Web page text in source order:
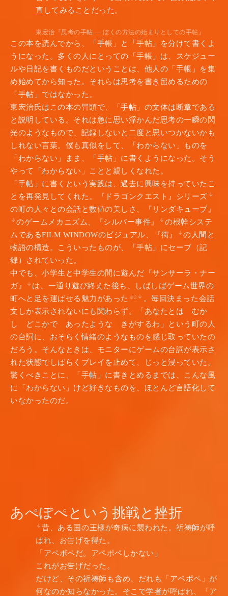
直してみることだった。
東宏治『思考の手帖 — ぼくの方法の始まりとしての手帖』
この本を読んでから、「手帳」と「手帖」を分けて書くよ
うになった。多くの人にとっての「手帳」は、スケジュー
ルや日記を書くものだということは、他人の「手帳」を集
め始めてから知った。それらは思考を書き留めるための
「手帖」ではなかった。
東宏治氏はこの本の冒頭で、「手帖」の文体は断章である
と説明している。それは急に思い浮かんだ思考の一瞬の閃
光のようなもので、記録しないと二度と思いつかないかも
しれない言葉。僕も真似をして、「わからない」ものを
「わからない」まま、「手帖」に書くようになった。そう
やって「わからない」ことと親しくなれた。
「手帖」に書くという実践は、過去に興味を持っていたこ
とを再発見してくれた。『ドラゴンクエスト』シリーズ
の町の人々との会話と数値の美しさ、『リンダキューブ』
のゲームメカニズム、『シルバー事件』
の根幹システ
ムであるFILM WINDOWのビジュアル、『街』
の人間と
物語の構造。こういったものが、「手帖」にセーブ（記
録）されていった。
中でも、小学生と中学生の間に遊んだ『サンサーラ・ナー
ガ』
は、一通り遊び終えた後も、しばしばゲーム世界の
町へと足を運ばせる魅力があった ※3
。毎回決まった会話
文しか表示されないにも関わらず。「あなたとは むか
し どこかで あったような きがするわ」という町の人
の台詞に、おそらく情緒のようなものを感じ取っていたの
だろう。そんなときは、モニターにゲームの台詞が表示さ
れた状態でしばらくプレイを止めて、じっと浸っていた。
驚くべきことに、「手帖」に書きとめるまでは、こんな風
に「わからない」けど好きなものを、ほとんど言語化して
いなかったのだ。
あぺぽぺという挑戦と挫折
昔、ある国の王様が奇病に襲われた。祈祷師が呼
ばれ、お告げを得た。
「アペポペだ。アペポペしかない」
これがお告げだった。
だけど、その祈祷師も含め、だれも「アペポペ」が
何なのか知らなかった。そこで学者が呼ばれ、「ア